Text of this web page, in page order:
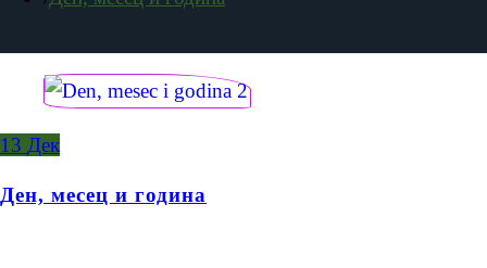
13 Дек
Ден, месец и година